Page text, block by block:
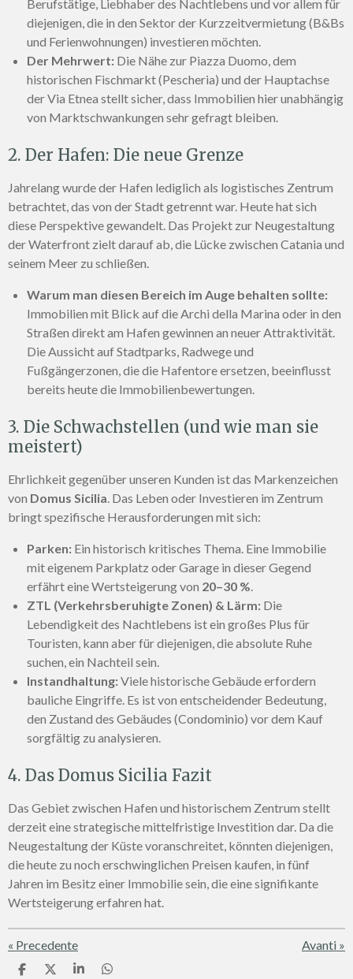
Berufstätige, Liebhaber des Nachtlebens und vor allem für
diejenigen, die in den Sektor der Kurzzeitvermietung (B&Bs
und Ferienwohnungen) investieren möchten.
Der Mehrwert: Die Nähe zur Piazza Duomo, dem
historischen Fischmarkt (Pescheria) und der Hauptachse
der Via Etnea stellt sicher, dass Immobilien hier unabhängig
von Marktschwankungen sehr gefragt bleiben.
2. Der Hafen: Die neue Grenze
Jahrelang wurde der Hafen lediglich als logistisches Zentrum
betrachtet, das von der Stadt getrennt war. Heute hat sich
diese Perspektive gewandelt. Das Projekt zur Neugestaltung
der Waterfront zielt darauf ab, die Lücke zwischen Catania und
seinem Meer zu schließen.
Warum man diesen Bereich im Auge behalten sollte:
Immobilien mit Blick auf die Archi della Marina oder in den
Straßen direkt am Hafen gewinnen an neuer Attraktivität.
Die Aussicht auf Stadtparks, Radwege und
Fußgängerzonen, die die Hafentore ersetzen, beeinflusst
bereits heute die Immobilienbewertungen.
3. Die Schwachstellen (und wie man sie
meistert)
Ehrlichkeit gegenüber unseren Kunden ist das Markenzeichen
von Domus Sicilia . Das Leben oder Investieren im Zentrum
bringt spezifische Herausforderungen mit sich:
Parken: Ein historisch kritisches Thema. Eine Immobilie
mit eigenem Parkplatz oder Garage in dieser Gegend
erfährt eine Wertsteigerung von 20–30 %
ZTL (Verkehrsberuhigte Zonen) & Lärm: Die
Lebendigkeit des Nachtlebens ist ein großes Plus für
Touristen, kann aber für diejenigen, die absolute Ruhe
suchen, ein Nachteil sein.
Instandhaltung:Viele historische Gebäude erfordern
bauliche Eingriffe. Es ist von entscheidender Bedeutung,
den Zustand des Gebäudes (Condominio) vor dem Kauf
sorgfältig zu analysieren.
4. Das Domus Sicilia Fazit
Das Gebiet zwischen Hafen und historischem Zentrum stellt
derzeit eine strategische mittelfristige Investition dar. Da die
Neugestaltung der Küste voranschreitet, könnten diejenigen,
die heute zu noch erschwinglichen Preisen kaufen, in fünf
Jahren im Besitz einer Immobilie sein, die eine signifikante
Wertsteigerung erfahren hat.
« Precedente Avanti »
C
C
C
C